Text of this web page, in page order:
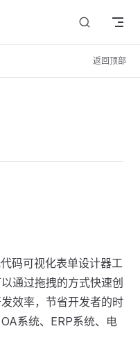
返回顶部
码可视化表单设计器工
通过拖拽的方式快速创
效率，节省开发者的时
系统、ERP系统、电